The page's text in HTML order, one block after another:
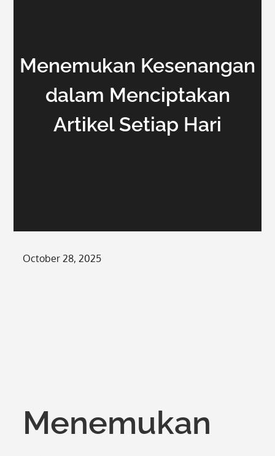
Menemukan Kesenangan
dalam Menciptakan
Artikel Setiap Hari
Posted
October 28, 2025
Menemukan